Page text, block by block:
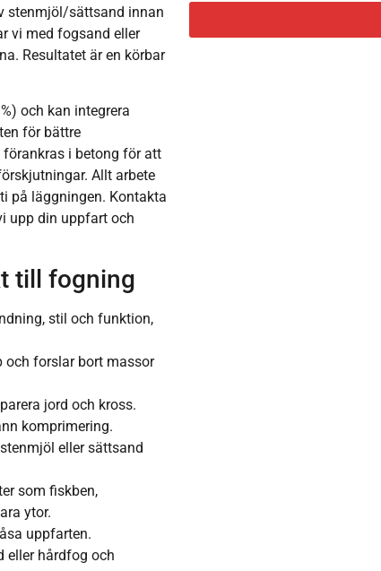
stenmjöl/sättsand innan
vi med fogsand eller
Resultatet är en körbar
och kan integrera
för bättre
i betong för att
Allt arbete
på läggningen. Kontakta
upp din uppfart och
till fogning
stil och funktion,
och forslar bort massor
jord och kross.
komprimering.
eller sättsand
som fiskben,
ytor.
uppfarten.
eller hårdfog och